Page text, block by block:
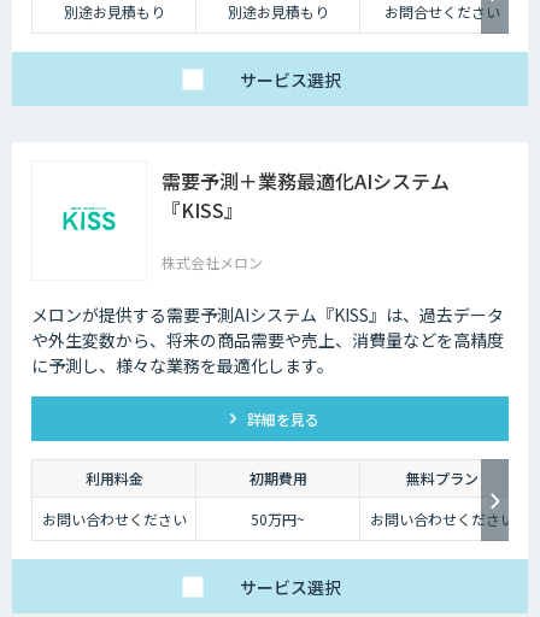
別途お見積もり
別途お見積もり お問合せください
サービス選択
需要予測＋業務最適化AIシステム
『KISS』
株式会社メロン
メロンが提供する需要予測AIシステム『KISS』は、過去データ
や外生変数から、将来の商品需要や売上、消費量などを高精度
に予測し、様々な業務を最適化します。
詳細を見る
利用料金 初期費用
無料プラン
お問い合わせください
50万円~ お問い合わせください
サービス選択